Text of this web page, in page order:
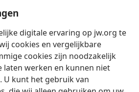
digitale ervaring op jw.org te
cookies en vergelijkbare
cookies zijn noodzakelijk
laten werken en kunnen niet
U kunt het gebruik van
om keuzes te maken die passen bij hun
met hun wensen, normen en waarden
met aandoeningen of behandelingen altijd
medische professional. Ga naar een
bent.
stemt u in met de gebruiksvoorwaarden.